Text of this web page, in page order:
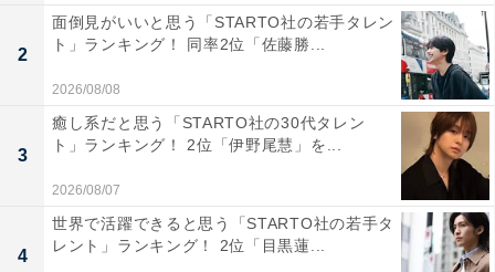
る体力がある事や、自由奔放な所も描写してあって好き
です（50歳男性）」「バスケットボールや周囲で支えて
くれる人たちに対し、実は真摯に向き合い努力すること
を忘れないピュアな人物だから（47歳男性）」「不器用
だか誠実でまっすぐなところ（46歳男性）」などのコメ
ントが寄せられました。
2
面倒見がいいと思う「STARTO社の若手タレン
ト」ランキング！ 同率2位「佐藤勝...
2026/08/08
3
癒し系だと思う「STARTO社の30代タレン
ト」ランキング！ 2位「伊野尾慧」を...
2026/08/07
4
世界で活躍できると思う「STARTO社の若手タ
レント」ランキング！ 2位「目黒蓮...